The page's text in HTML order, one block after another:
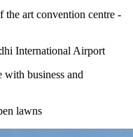
the art convention centre -
International Airport
with business and
lawns